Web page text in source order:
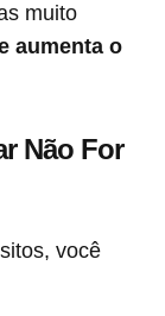
muito
aumenta o
Não For
você